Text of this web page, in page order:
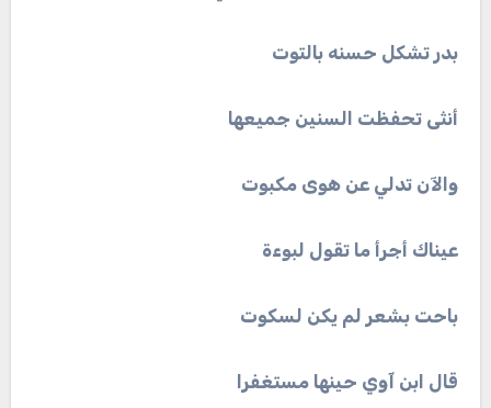
بدر تشكل حسنه بالتوت
أنثى تحفظت السنين جميعها
والآن تدلي عن هوى مكبوت
عيناك أجرأ ما تقول لبوءة
باحت بشعر لم يكن لسكوت
قال ابن آوي حينها مستغفرا